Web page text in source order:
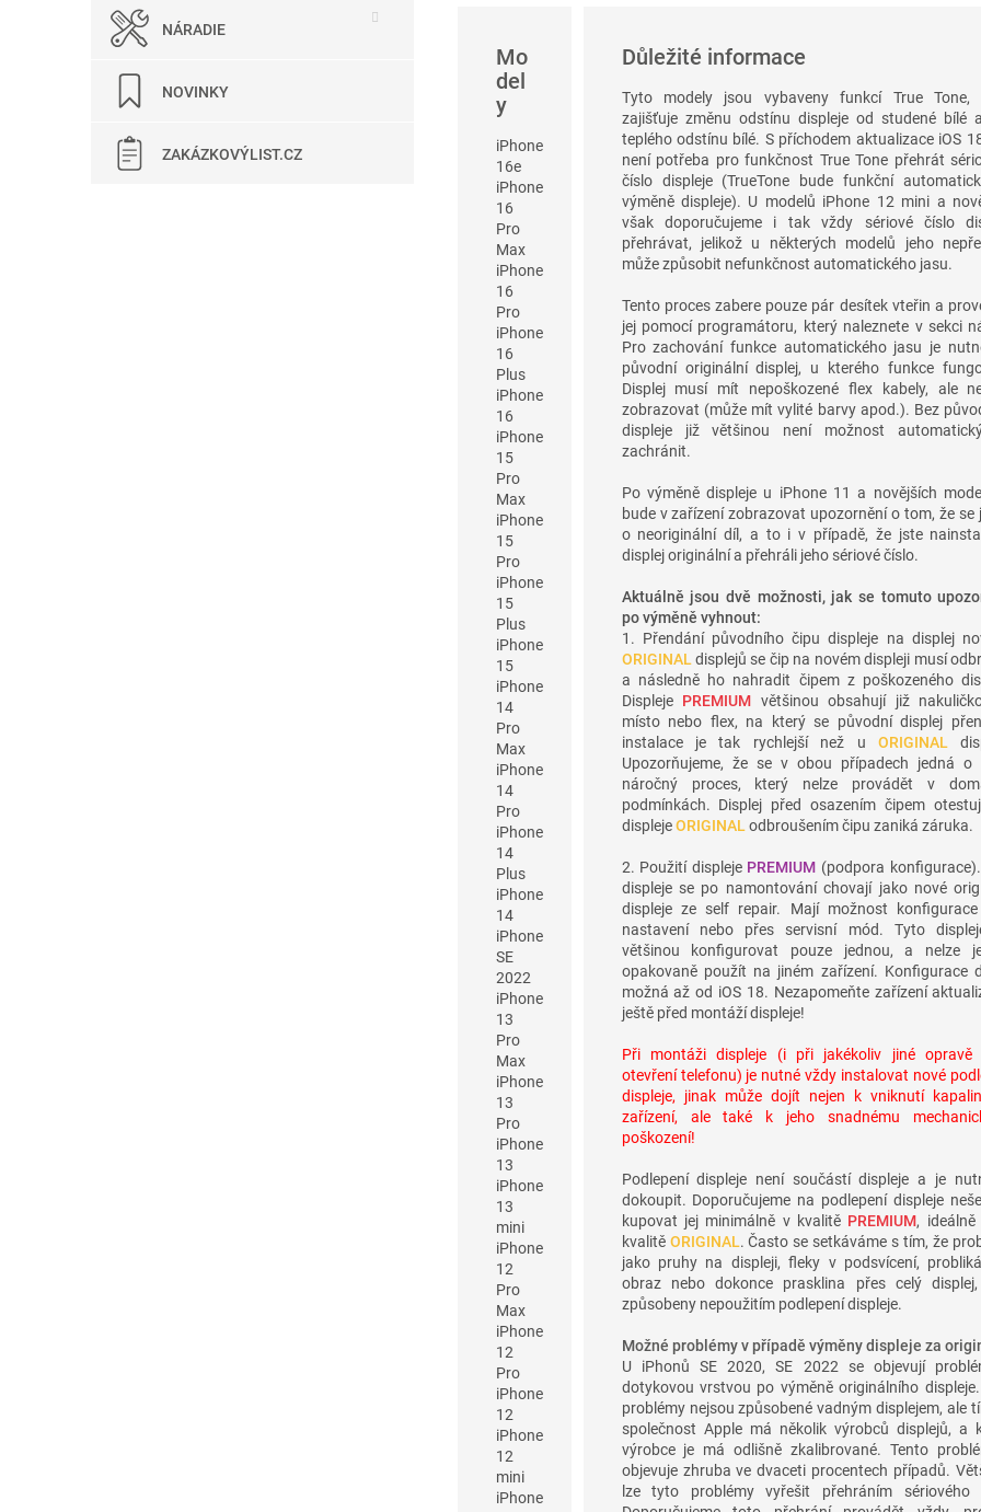
NÁRADIE
NOVINKY
ZAKÁZKOVÝLIST.CZ
Mo
del
y
iPhone
16e
iPhone
16
Pro
Max
iPhone
16
Pro
iPhone
16
Plus
iPhone
16
iPhone
15
Pro
Max
iPhone
15
Pro
iPhone
15
Plus
iPhone
15
iPhone
14
Pro
Max
iPhone
14
Pro
iPhone
14
Plus
iPhone
14
iPhone
SE
2022
iPhone
13
Pro
Max
iPhone
13
Pro
iPhone
13
iPhone
13
mini
iPhone
12
Pro
Max
iPhone
12
Pro
iPhone
12
iPhone
12
mini
iPhone
Důležité informace
Tyto modely jsou vybaveny funkcí True Tone,
zajišťuje změnu odstínu displeje od studené bílé
teplého odstínu bílé. S příchodem aktualizace iOS
není potřeba pro funkčnost True Tone přehrát
číslo displeje (TrueTone bude funkční
výměně displeje). U modelů iPhone 12 mini a
však doporučujeme i tak vždy sériové číslo
přehrávat, jelikož u některých modelů jeho
může způsobit nefunkčnost automatického jasu.
Tento proces zabere pouze pár desítek vteřin a
jej pomocí programátoru, který naleznete v sekci
Pro zachování funkce automatického jasu je
původní originální displej, u kterého funkce
Displej musí mít nepoškozené flex kabely, ale
zobrazovat (může mít vylité barvy apod.). Bez
displeje již většinou není možnost
zachránit.
Po výměně displeje u iPhone 11 a novějších
bude v zařízení zobrazovat upozornění o tom, že se
o neoriginální díl, a to i v případě, že jste
displej originální a přehráli jeho sériové číslo.
Aktuálně jsou dvě možnosti, jak se tomuto
po výměně vyhnout:
1. Přendání původního čipu displeje na displej
ORIGINAL displejů se čip na novém displeji musí
a následně ho nahradit čipem z poškozeného
Displeje PREMIUM většinou obsahují již
místo nebo flex, na který se původní displej
instalace je tak rychlejší než u ORIGINAL
Upozorňujeme, že se v obou případech jedná o
náročný proces, který nelze provádět v
podmínkách. Displej před osazením čipem
displejeORIGINAL odbroušením čipu zaniká záruka.
2. Použití displeje PREMIUM (podpora
displeje se po namontování chovají jako nové
displeje ze self repair. Mají možnost
nastavení nebo přes servisní mód. Tyto
většinou konfigurovat pouze jednou, a nelze
opakovaně použít na jiném zařízení. Konfigurace
možná až od iOS 18. Nezapomeňte zařízení
ještě před montáží displeje!
Při montáži displeje (i při jakékoliv jiné opravě
otevření telefonu) je nutné vždy instalovat nové
displeje, jinak může dojít nejen k vniknutí
zařízení, ale také k jeho snadnému
poškození!
Podlepení displeje není součástí displeje a je
dokoupit. Doporučujeme na podlepení displeje
kupovat jej minimálně v kvalitě PREMIUM,
kvalitě ORIGINAL. Často se setkáváme s tím, že
jako pruhy na displeji, fleky v podsvícení,
obraz nebo dokonce prasklina přes celý
způsobeny nepoužitím podlepení displeje.
Možné problémy v případě výměny displeje za
U iPhonů SE 2020, SE 2022 se objevují
dotykovou vrstvou po výměně originálního
problémy nejsou způsobené vadným displejem, ale
společnost Apple má několik výrobců displejů, a
výrobce je má odlišně zkalibrované. Tento
objevuje zhruba ve dvaceti procentech případů.
lze tyto problémy vyřešit přehráním sériového